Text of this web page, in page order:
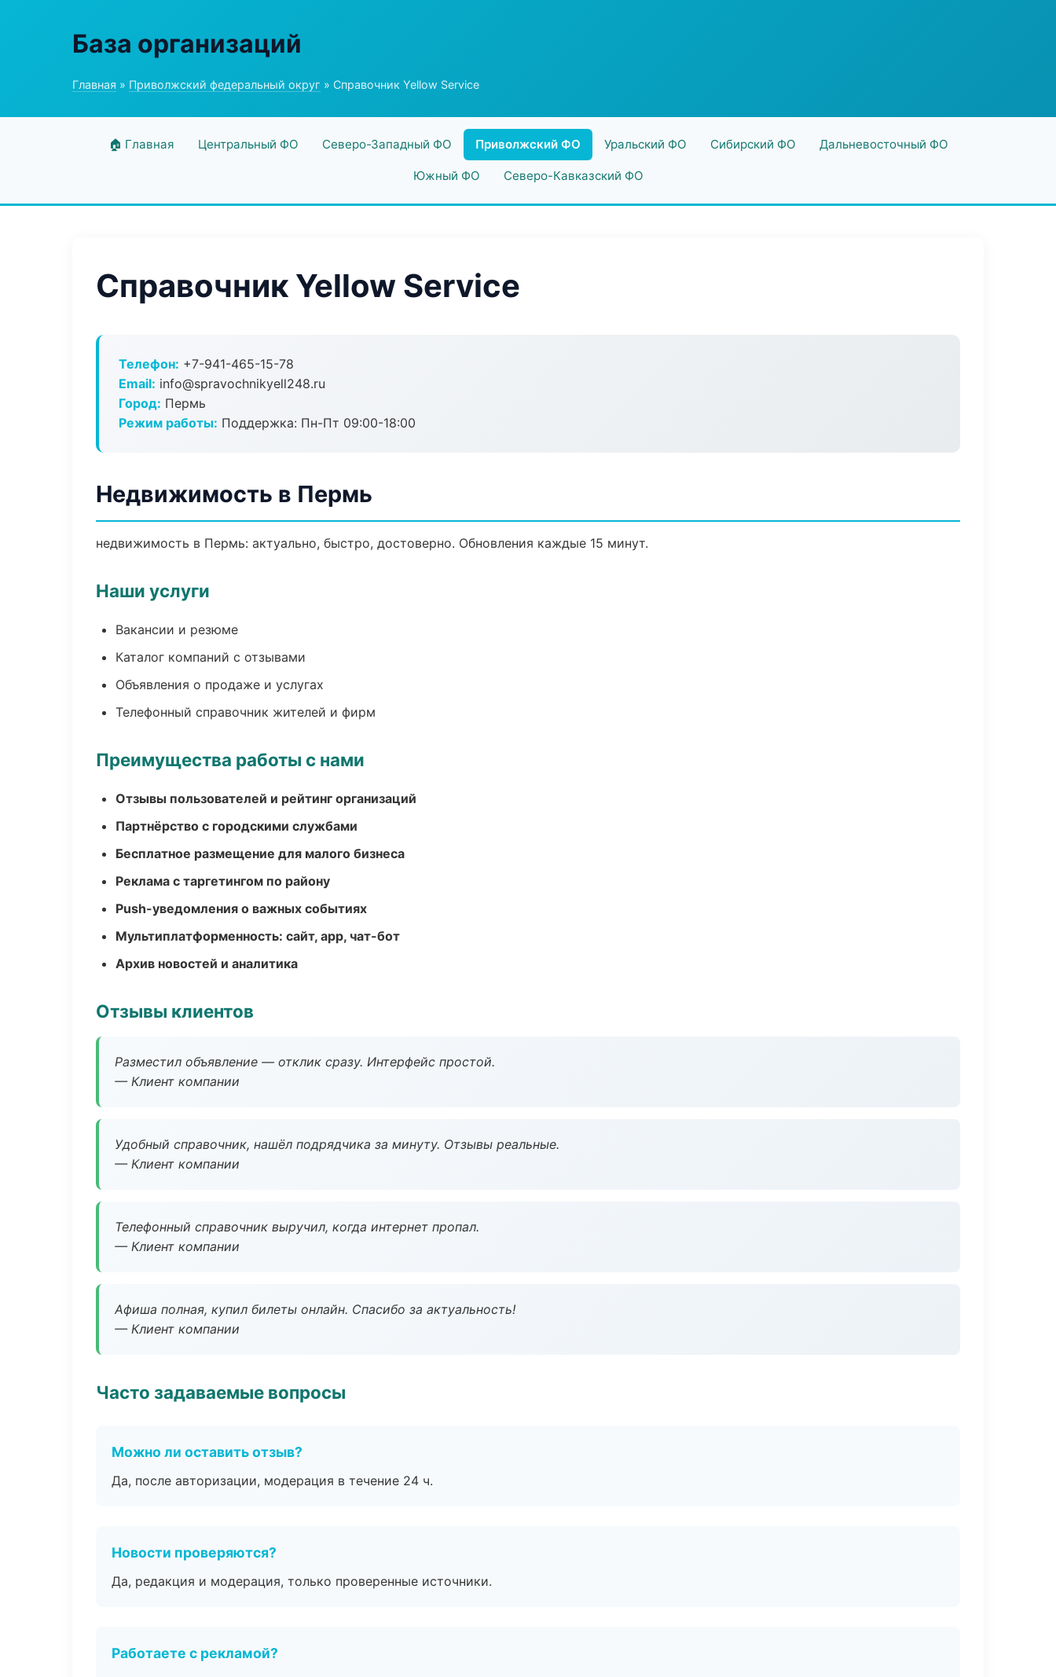
База организаций
Главная » Приволжский федеральный округ » Справочник Yellow Service
🏠 Главная Центральный ФО Северо-Западный ФО Приволжский ФО Уральский ФО Сибирский ФО Дальневосточный ФО
Южный ФО Северо-Кавказский ФО
Справочник Yellow Service
Телефон: +7-941-465-15-78
Email: info@spravochnikyell248.ru
Город: Пермь
Режим работы: Поддержка: Пн-Пт 09:00-18:00
Недвижимость в Пермь
недвижимость в Пермь: актуально, быстро, достоверно. Обновления каждые 15 минут.
Наши услуги
Вакансии и резюме
Каталог компаний с отзывами
Объявления о продаже и услугах
Телефонный справочник жителей и фирм
Преимущества работы с нами
Отзывы пользователей и рейтинг организаций
Партнёрство с городскими службами
Бесплатное размещение для малого бизнеса
Реклама с таргетингом по району
Push-уведомления о важных событиях
Мультиплатформенность: сайт, app, чат-бот
Архив новостей и аналитика
Отзывы клиентов
Разместил объявление — отклик сразу. Интерфейс простой.
— Клиент компании
Удобный справочник, нашёл подрядчика за минуту. Отзывы реальные.
— Клиент компании
Телефонный справочник выручил, когда интернет пропал.
— Клиент компании
Афиша полная, купил билеты онлайн. Спасибо за актуальность!
— Клиент компании
Часто задаваемые вопросы
Можно ли оставить отзыв?
Да, после авторизации, модерация в течение 24 ч.
Новости проверяются?
Да, редакция и модерация, только проверенные источники.
Работаете с рекламой?